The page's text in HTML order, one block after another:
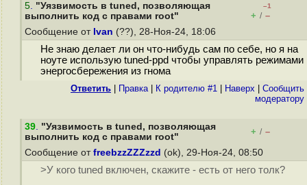
5. "Уязвимость в tuned, позволяющая
выполнить код с правами root"
–1
+ / –
Сообщение от Ivan (??), 28-Ноя-24, 18:06
Не знаю делает ли он что-нибудь сам по себе, но я на
ноуте использую tuned-ppd чтобы управлять режимами
энергосбережения из гнома
Ответить Правка| К родителю #1 Наверх
Cообщить
модератору
39. "Уязвимость в tuned, позволяющая
выполнить код с правами root"
+ / –
Сообщение от freebzzZZZzzd (ok), 29-Ноя-24, 08:50
>У кого tuned включен, скажите - есть от него толк?